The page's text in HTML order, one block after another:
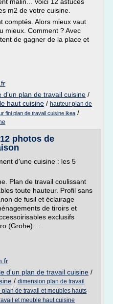
m2 de votre cuisine.
comptés. Alors mieux vaut
mieux. Comment ? Avec
de gagner de la place et
d'un plan de travail cuisine /
haut cuisine / hauteur plan de
fini plan de travail cuisine ikea /
photos de
d'une cuisine : les 5
Plan de travail coulissant
toute hauteur. Profil sans
de fusil et éclairage
de tiroirs et
exclusifs
(Grohe)....
d'un plan de travail cuisine /
/ dimension plan de travail
de travail et meubles hauts
et meuble haut cuisine